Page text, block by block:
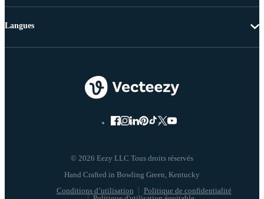
© 2026 Eezy LLC Tous droits réservés
Conditions d’utilisation
Politique de confidentialité
Langues